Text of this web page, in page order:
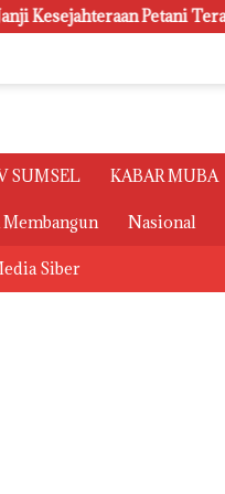
Terasa Hanya janji Manis
SUMSEL KABAR MUBA
Membangun Nasional
Siber